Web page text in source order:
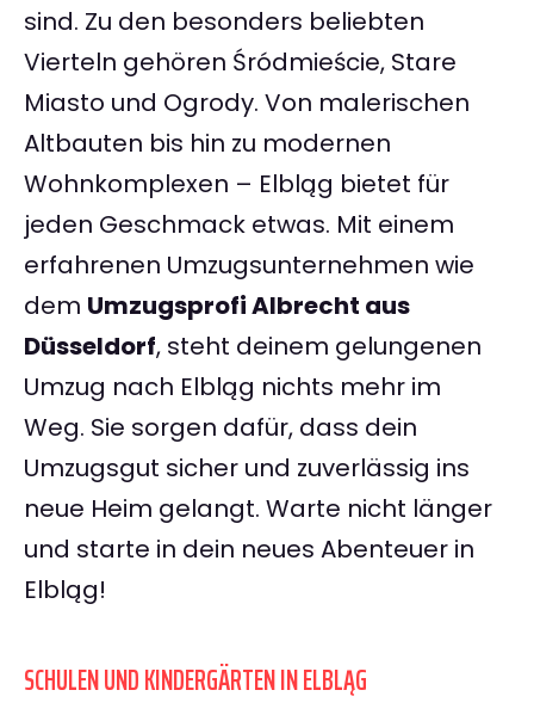
sind. Zu den besonders beliebten
Vierteln gehören Śródmieście, Stare
Miasto und Ogrody. Von malerischen
Altbauten bis hin zu modernen
Wohnkomplexen – Elbląg bietet für
jeden Geschmack etwas. Mit einem
erfahrenen Umzugsunternehmen wie
dem Umzugsprofi Albrecht aus
Düsseldorf, steht deinem gelungenen
Umzug nach Elbląg nichts mehr im
Weg. Sie sorgen dafür, dass dein
Umzugsgut sicher und zuverlässig ins
neue Heim gelangt. Warte nicht länger
und starte in dein neues Abenteuer in
Elbląg!
SCHULEN UND KINDERGÄRTEN IN ELBLĄG